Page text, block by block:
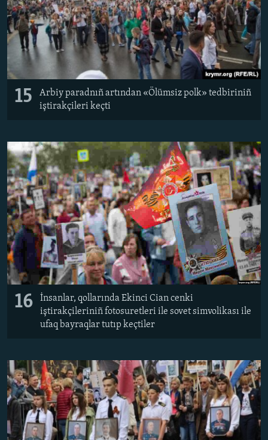
15
Arbiy paradnıñ artından «Ölümsiz polk» tedbiriniñ
iştirakçileri keçti
16
İnsanlar, qollarında Ekinci Cian cenki
iştirakçileriniñ fotosuretleri ile sovet simvolikası ile
ufaq bayraqlar tutıp keçtiler